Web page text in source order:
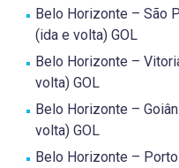
Belo Horizonte – São
(ida e volta) GOL
Belo Horizonte –
volta) GOL
Belo Horizonte –
volta) GOL
Belo Horizonte –